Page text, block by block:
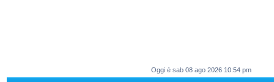
Oggi è sab 08 ago 2026 10:54 pm